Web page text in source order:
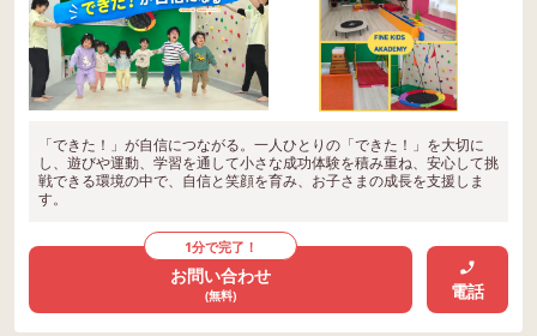
「できた！」が自信につながる。一人ひとりの「できた！」を大切に
し、遊びや運動、学習を通して小さな成功体験を積み重ね、安心して挑
戦できる環境の中で、自信と笑顔を育み、お子さまの成長を支援しま
す。
1分で完了！
お問い合わせ
(無料) 電話